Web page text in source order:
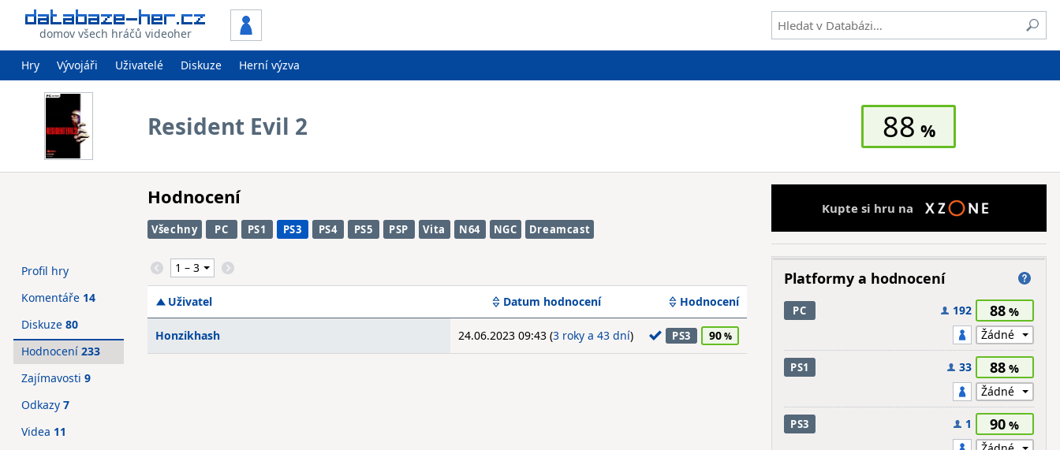
domov všech hráčů videoher
Hry Vývojáři Uživatelé Diskuze Herní výzva
Resident Evil 2 88
Hodnocení
Všechny PC PS1 PS3 PS4 PS5 PSP Vita N64 NGC Dreamcast
Uživatel Datum hodnocení Hodnocení
Honzikhash 24.06.2023 09:43 (3 roky a 43 dní) PS3 90
Profil hry
Komentáře 14
Diskuze 80
Hodnocení 233
Zajímavosti 9
Odkazy 7
Videa 11
Kupte si hru na
Platformy a hodnocení
PC 192 88
PS1 33 88
PS3 1 90